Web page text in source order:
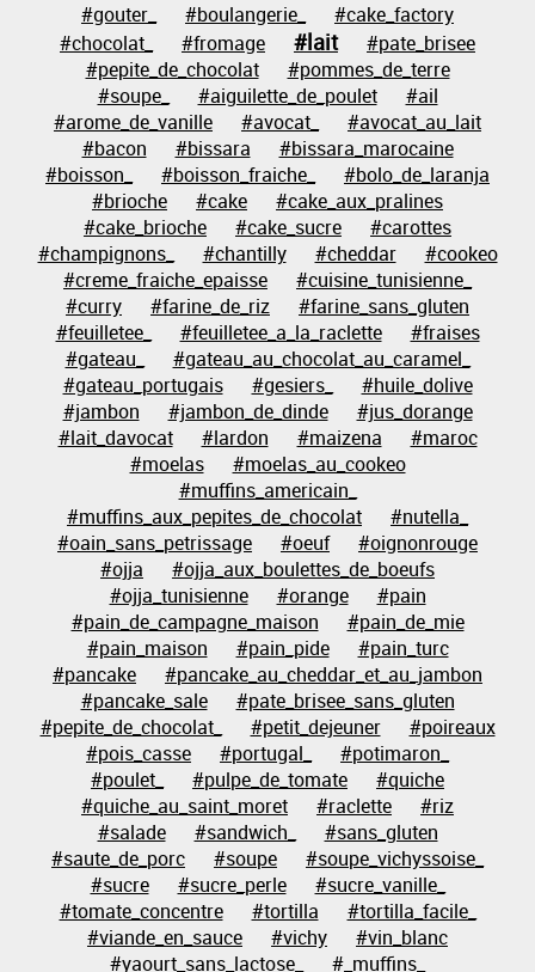
#gouter_ #boulangerie_
#cake_factory
#chocolat_
#fromage #lait
#pate_brisee
#pepite_de_chocolat
#pommes_de_terre
#soupe_
#aiguilette_de_poulet
#ail
#arome_de_vanille
#avocat_
#avocat_au_lait
#bacon
#bissara
#bissara_marocaine
#boisson_
#boisson_fraiche_
#bolo_de_laranja
#brioche
#cake
#cake_aux_pralines
#cake_brioche
#cake_sucre
#carottes
#champignons_
#chantilly #cheddar
#cookeo
#creme_fraiche_epaisse
#cuisine_tunisienne_
#curry
#farine_de_riz
#farine_sans_gluten
#feuilletee_
#feuilletee_a_la_raclette
#fraises
#gateau_
#gateau_au_chocolat_au_caramel_
#gateau_portugais
#gesiers_
#huile_dolive
#jambon
#jambon_de_dinde
#jus_dorange
#lait_davocat
#lardon #maizena
#maroc
#moelas
#moelas_au_cookeo
#muffins_americain_
#muffins_aux_pepites_de_chocolat
#nutella_
#oain_sans_petrissage
#oeuf
#oignonrouge
#ojja
#ojja_aux_boulettes_de_boeufs
#ojja_tunisienne
#orange
#pain
#pain_de_campagne_maison
#pain_de_mie
#pain_maison
#pain_pide
#pain_turc
#pancake
#pancake_au_cheddar_et_au_jambon
#pancake_sale
#pate_brisee_sans_gluten
#pepite_de_chocolat_
#petit_dejeuner
#poireaux
#pois_casse
#portugal_
#potimaron_
#poulet_
#pulpe_de_tomate
#quiche
#quiche_au_saint_moret
#raclette
#riz
#salade
#sandwich_
#sans_gluten
#saute_de_porc
#soupe
#soupe_vichyssoise_
#sucre
#sucre_perle
#sucre_vanille_
#tomate_concentre
#tortilla
#tortilla_facile_
#viande_en_sauce
#vichy
#vin_blanc
#yaourt_sans_lactose_
#_muffins_